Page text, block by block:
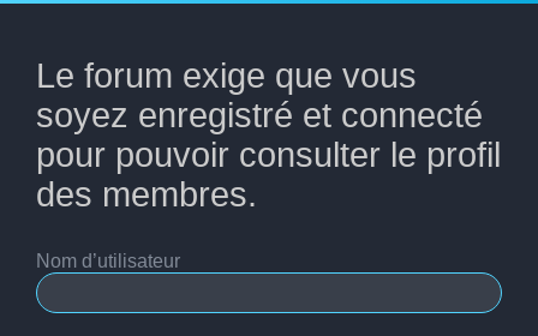
Le forum exige que vous
soyez enregistré et connecté
pour pouvoir consulter le profil
des membres.
Nom d’utilisateur